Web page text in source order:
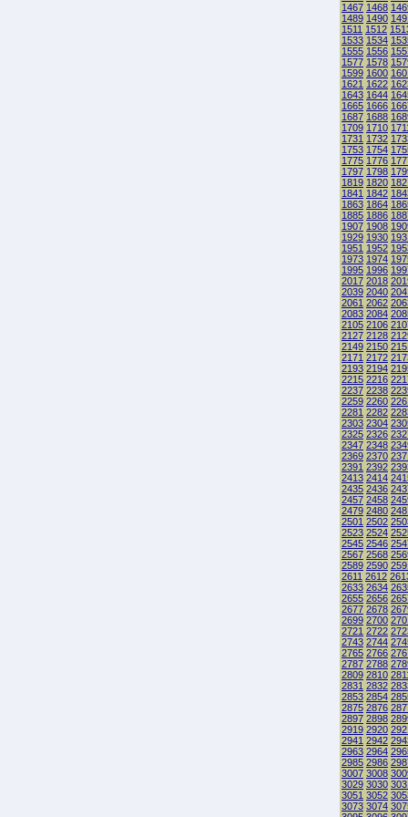
1467 1468
1489 1490
1511 1512
1533 1534
1555 1556
1577 1578
1599 1600
1621 1622
1643 1644
1665 1666
1687 1688
1709 1710
1731 1732
1753 1754
1775 1776
1797 1798
1819 1820
1841 1842
1863 1864
1885 1886
1907 1908
1929 1930
1951 1952
1973 1974
1995 1996
2017 2018
2039 2040
2061 2062
2083 2084
2105 2106
2127 2128
2149 2150
2171 2172
2193 2194
2215 2216
2237 2238
2259 2260
2281 2282
2303 2304
2325 2326
2347 2348
2369 2370
2391 2392
2413 2414
2435 2436
2457 2458
2479 2480
2501 2502
2523 2524
2545 2546
2567 2568
2589 2590
2611 2612
2633 2634
2655 2656
2677 2678
2699 2700
2721 2722
2743 2744
2765 2766
2787 2788
2809 2810
2831 2832
2853 2854
2875 2876
2897 2898
2919 2920
2941 2942
2963 2964
2985 2986
3007 3008
3029 3030
3051 3052
3073 3074